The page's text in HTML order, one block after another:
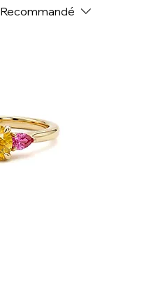
Recommandé